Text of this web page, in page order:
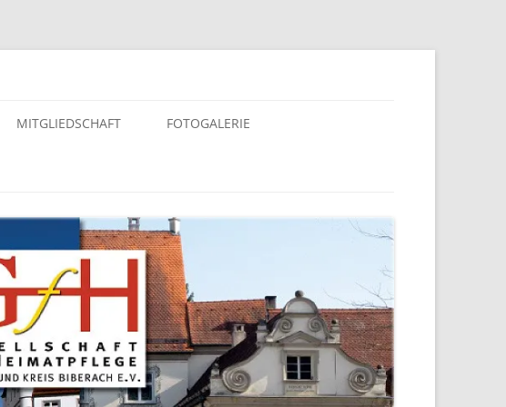
OPFER
NS-
OPFER KREIS
MITGLIEDSCHAFT FOTOGALERIE
KALENDER 2019